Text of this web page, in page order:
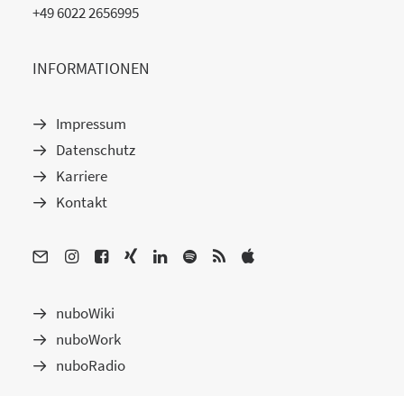
+49 6022 2656995
INFORMATIONEN
Impressum
Datenschutz
Karriere
Kontakt
nuboWiki
nuboWork
nuboRadio